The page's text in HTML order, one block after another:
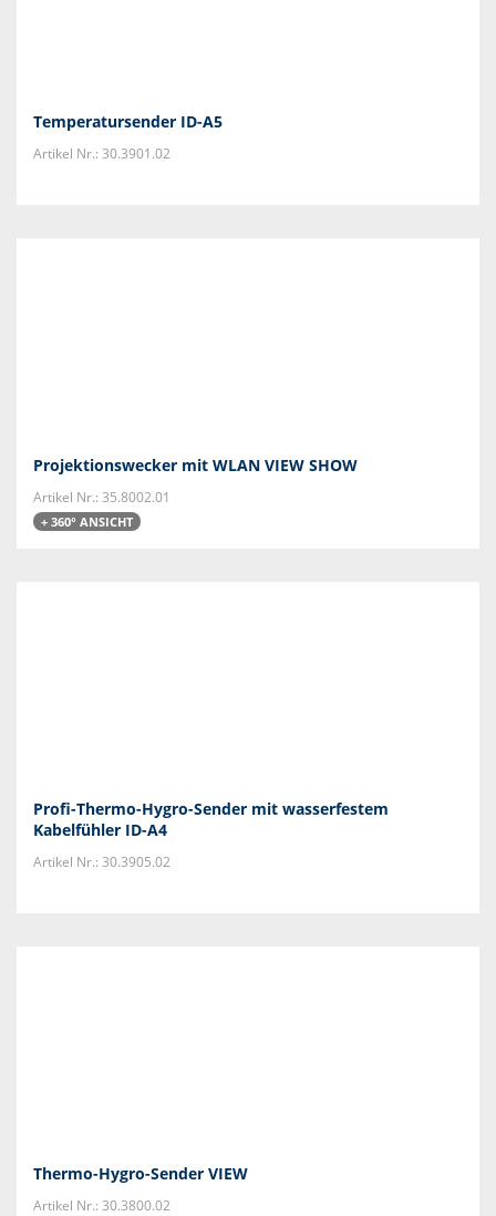
Temperatursender ID-A5
Artikel Nr.: 30.3901.02
Projektionswecker mit WLAN VIEW SHOW
Artikel Nr.: 35.8002.01
+ 360° ANSICHT
Profi-Thermo-Hygro-Sender mit wasserfestem
Kabelfühler ID-A4
Artikel Nr.: 30.3905.02
Thermo-Hygro-Sender VIEW
Artikel Nr.: 30.3800.02